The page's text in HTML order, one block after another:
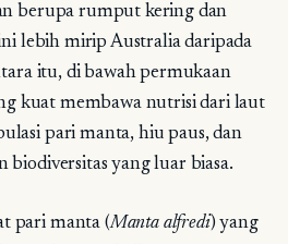
berupa rumput kering dan
lebih mirip Australia daripada
itu, di bawah permukaan
kuat membawa nutrisi dari laut
pari manta, hiu paus, dan
biodiversitas yang luar biasa.
pari manta (Manta alfredi) yang